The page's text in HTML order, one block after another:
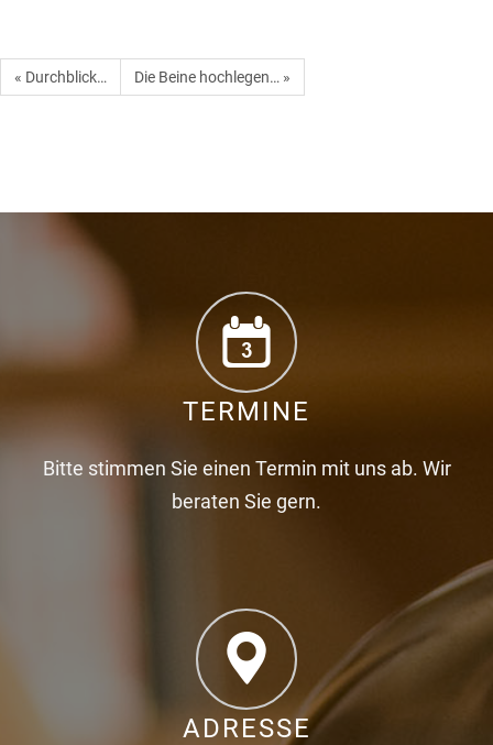
« Durchblick… Die Beine hochlegen… »
TERMINE
Bitte stimmen Sie einen Termin mit uns ab. Wir
beraten Sie gern.
ADRESSE